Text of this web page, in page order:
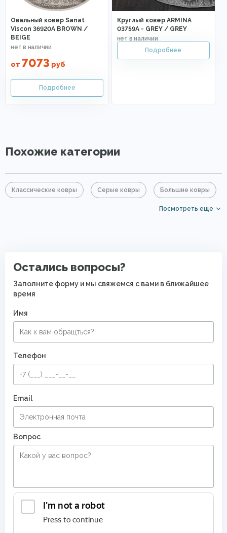
Овальный ковер Sanat
Viscon 36920A BROWN /
BEIGE
от 7073 руб
Круглый ковер ARMINA
03759A - GREY / GREY
Похожие категории
Классические ковры Серые ковры Большие ковры
Ковры с коротким ворсомПосмотреть еще
Остались вопросы?
Заполните форму и мы свяжемся с вами в ближайшее
время
Имя
Телефон
Email
Вопрос